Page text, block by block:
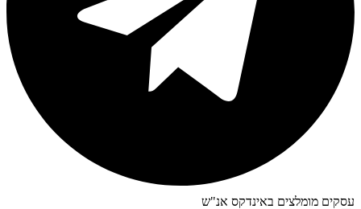
עסקים מומלצים באינדקס אנ"ש​